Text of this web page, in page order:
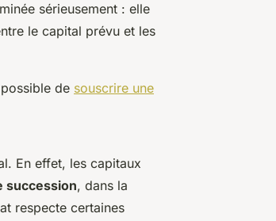
sérieusement : elle
le capital prévu et les
de souscrire une
En effet, les capitaux
succession, dans la
respecte certaines